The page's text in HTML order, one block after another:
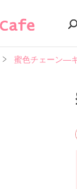
蜜色チェーン―